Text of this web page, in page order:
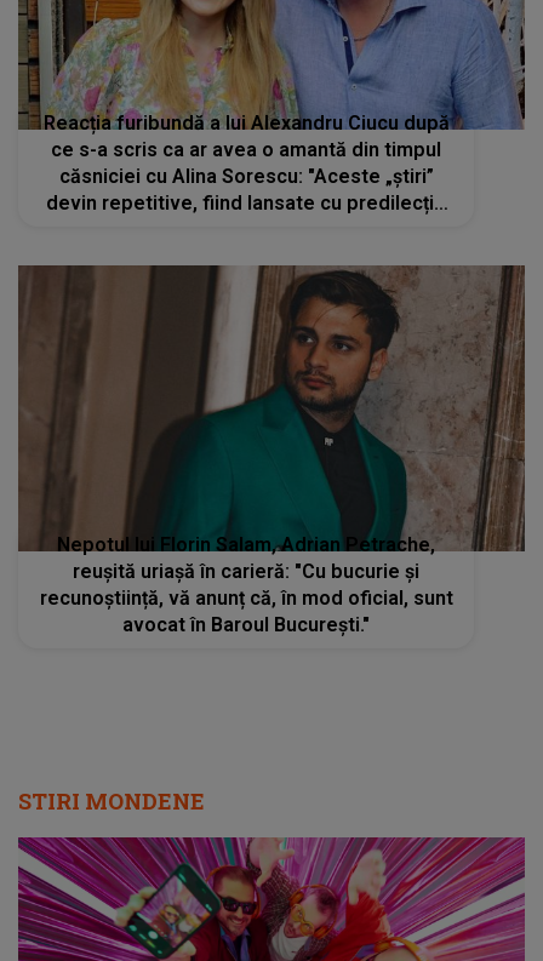
Reacția furibundă a lui Alexandru Ciucu după
ce s-a scris ca ar avea o amantă din timpul
căsniciei cu Alina Sorescu: "Aceste „știri”
devin repetitive, fiind lansate cu predilecție
Nepotul lui Florin Salam, Adrian Petrache,
reușită uriașă în carieră: "Cu bucurie și
recunoștiință, vă anunț că, în mod oficial, sunt
avocat în Baroul București."
STIRI MONDENE